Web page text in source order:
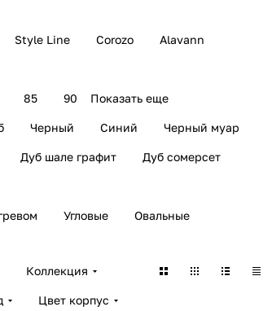
Style Line Corozo Alavann
85 90 Показать еще
Черный Синий Черный муар
Дуб шале графит
Дуб сомерсет
Угловые Овальные
Коллекция
Цвет корпус